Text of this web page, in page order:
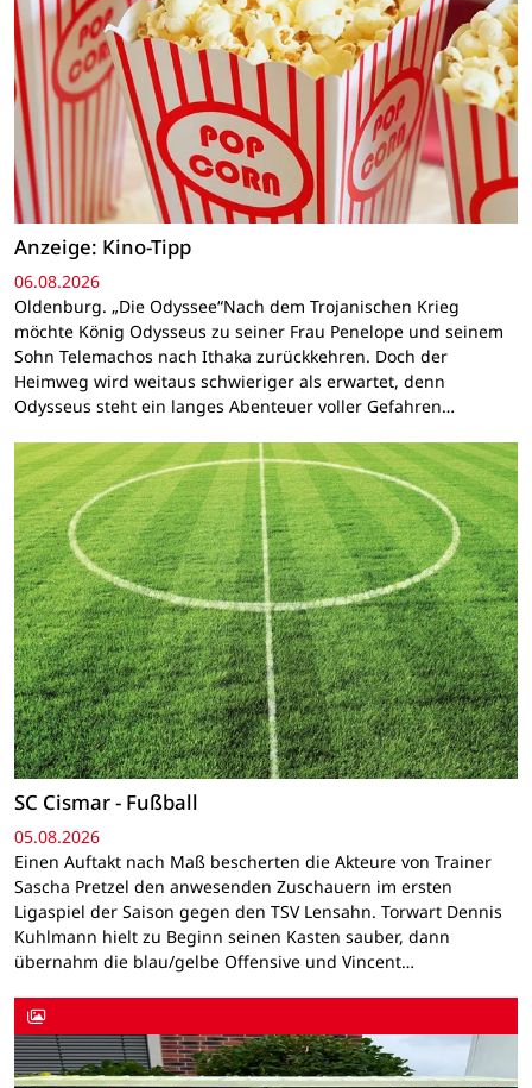
Anzeige: Kino-Tipp
06.08.2026
Oldenburg. „Die Odyssee“Nach dem Trojanischen Krieg
möchte König Odysseus zu seiner Frau Penelope und seinem
Sohn Telemachos nach Ithaka zurückkehren. Doch der
Heimweg wird weitaus schwieriger als erwartet, denn
Odysseus steht ein langes Abenteuer voller Gefahren…
SC Cismar - Fußball
05.08.2026
Einen Auftakt nach Maß bescherten die Akteure von Trainer
Sascha Pretzel den anwesenden Zuschauern im ersten
Ligaspiel der Saison gegen den TSV Lensahn. Torwart Dennis
Kuhlmann hielt zu Beginn seinen Kasten sauber, dann
übernahm die blau/gelbe Offensive und Vincent…